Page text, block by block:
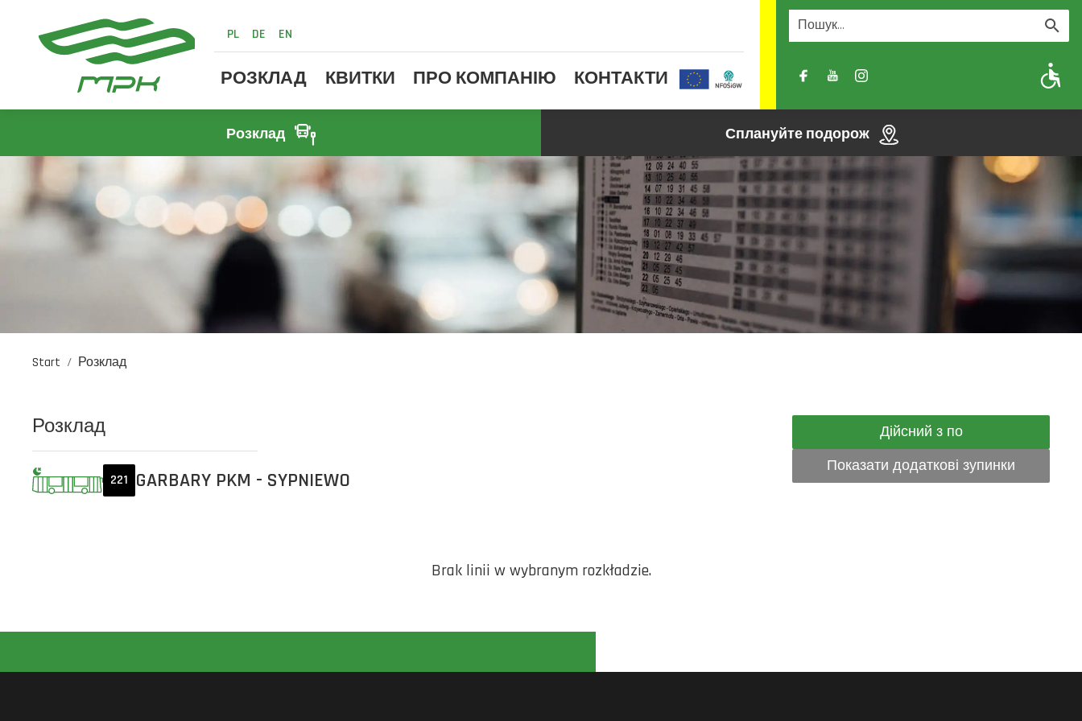
PL DE EN
РОЗКЛАД КВИТКИ ПРО КОМПАНІЮ КОНТАКТИ A- A A+
Розклад Сплануйте подорож
Start Розклад
Розклад
221 GARBARY PKM - SYPNIEWO
Дійсний з по
Показати додаткові зупинки
Brak linii w wybranym rozkładzie.